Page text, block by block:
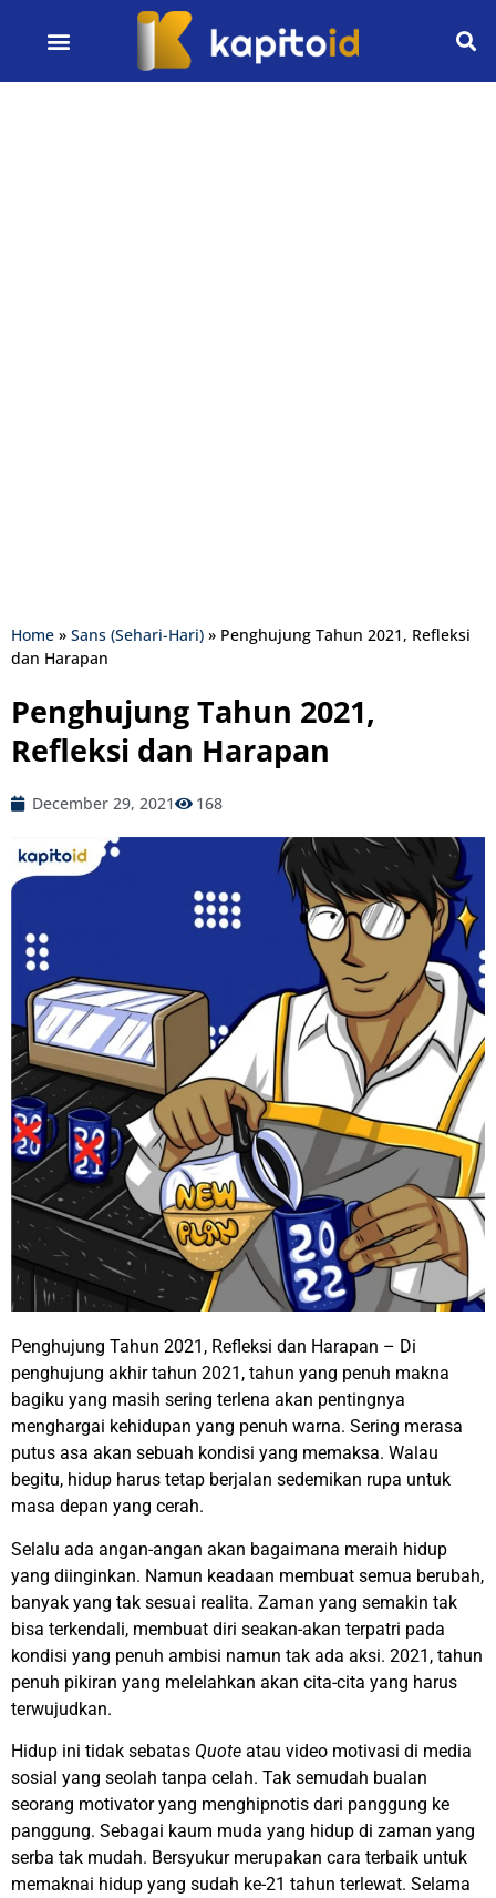
Home » Sans (Sehari-Hari) » Penghujung Tahun 2021, Refleksi
dan Harapan
Penghujung Tahun 2021,
Refleksi dan Harapan
December 29, 2021 168
Penghujung Tahun 2021, Refleksi dan Harapan – Di
penghujung akhir tahun 2021, tahun yang penuh makna
bagiku yang masih sering terlena akan pentingnya
menghargai kehidupan yang penuh warna. Sering merasa
putus asa akan sebuah kondisi yang memaksa. Walau
begitu, hidup harus tetap berjalan sedemikan rupa untuk
masa depan yang cerah.
Selalu ada angan-angan akan bagaimana meraih hidup
yang diinginkan. Namun keadaan membuat semua berubah,
banyak yang tak sesuai realita. Zaman yang semakin tak
bisa terkendali, membuat diri seakan-akan terpatri pada
kondisi yang penuh ambisi namun tak ada aksi. 2021, tahun
penuh pikiran yang melelahkan akan cita-cita yang harus
terwujudkan.
Hidup ini tidak sebatas Quote atau video motivasi di media
sosial yang seolah tanpa celah. Tak semudah bualan
seorang motivator yang menghipnotis dari panggung ke
panggung. Sebagai kaum muda yang hidup di zaman yang
serba tak mudah. Bersyukur merupakan cara terbaik untuk
memaknai hidup yang sudah ke-21 tahun terlewat. Selama